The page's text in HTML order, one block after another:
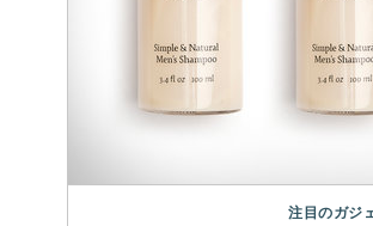
注目のガジ